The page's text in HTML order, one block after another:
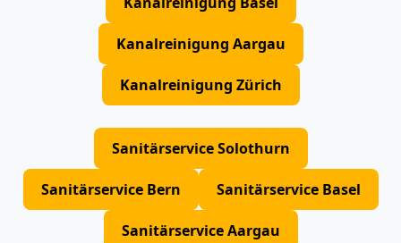
Kanalreinigung Aargau
Kanalreinigung Zürich
Sanitärservice Solothurn
Sanitärservice Bern Sanitärservice Basel
Sanitärservice Aargau